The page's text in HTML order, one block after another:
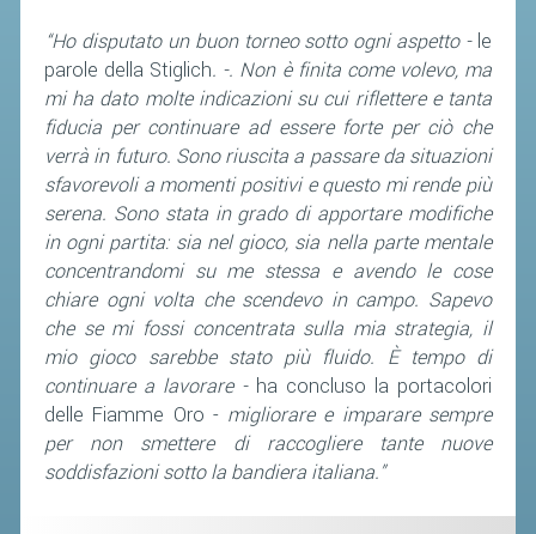
“Ho disputato un buon torneo sotto ogni aspetto - le
parole della Stiglich. -. Non è finita come volevo, ma
mi ha dato molte indicazioni su cui riflettere e tanta
fiducia per continuare ad essere forte per ciò che
verrà in futuro. Sono riuscita a passare da situazioni
sfavorevoli a momenti positivi e questo mi rende più
serena. Sono stata in grado di apportare modifiche
in ogni partita: sia nel gioco, sia nella parte mentale
concentrandomi su me stessa e avendo le cose
chiare ogni volta che scendevo in campo. Sapevo
che se mi fossi concentrata sulla mia strategia, il
mio gioco sarebbe stato più fluido. È tempo di
continuare a lavorare - ha concluso la portacolori
delle Fiamme Oro -migliorare e imparare sempre
per non smettere di raccogliere tante nuove
soddisfazioni sotto la bandiera italiana.”
COMMISSIONE ATLETI
TESSERAMENTO
AFFILIAZIONE E TESSERAMENTO
QUOTE E TASSE
CONVENZIONI
ACCEDI AL TESSERAMENTO ON
LINE
ASSICURAZIONE
MODULI
AFFILIARE UN ESD